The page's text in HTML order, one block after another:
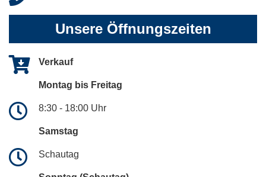
Unsere Öffnungszeiten
Verkauf
Montag bis Freitag
8:30 - 18:00 Uhr
Samstag
Schautag